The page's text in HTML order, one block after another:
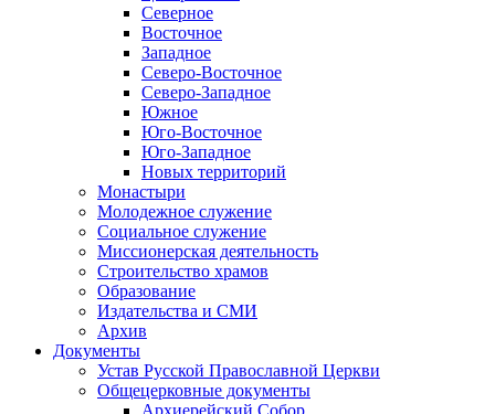
Северное
Восточное
Западное
Северо-Восточное
Северо-Западное
Южное
Юго-Восточное
Юго-Западное
Новых территорий
Монастыри
Молодежное служение
Социальное служение
Миссионерская деятельность
Строительство храмов
Образование
Издательства и СМИ
Архив
Документы
Устав Русской Православной Церкви
Общецерковные документы
Архиерейский Собор